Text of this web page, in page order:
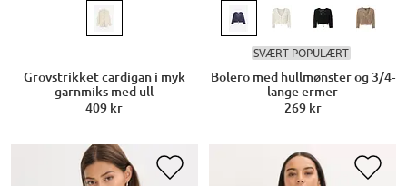
Grovstrikket cardigan i myk
garnmiks med ull
409 kr
SVÆRT POPULÆRT
Bolero med hullmønster og 3/4-
lange ermer
269 kr